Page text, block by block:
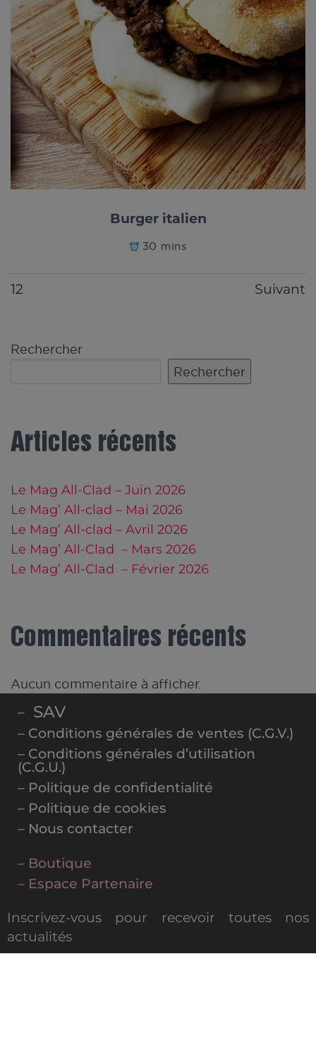
Burger italien
30 mins
12 Suivant
Rechercher
Rechercher
Articles récents
Le Mag All-Clad – Juin 2026
Le Mag’ All-clad – Mai 2026
Le Mag’ All-clad – Avril 2026
Le Mag’ All-Clad – Mars 2026
Le Mag’ All-Clad – Février 2026
Commentaires récents
Aucun commentaire à afficher.
– SAV
– Conditions générales de ventes (C.G.V.)
– Conditions générales d’utilisation
(C.G.U.)
– Politique de confidentialité
– Politique de cookies
– Nous contacter
– Boutique
– Espace Partenaire
Inscrivez-vous pour recevoir toutes nos
actualités